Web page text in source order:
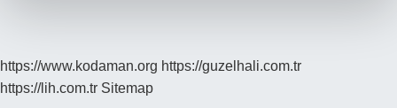
https://www.kodaman.org https://guzelhali.com.tr
https://lih.com.tr Sitemap